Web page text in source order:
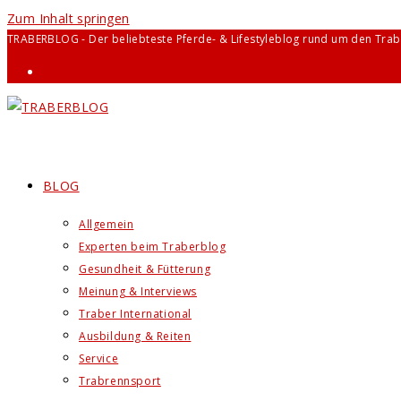
Zum Inhalt springen
TRABERBLOG - Der beliebteste Pferde- & Lifestyleblog rund um den
BLOG
Allgemein
Experten beim Traberblog
Gesundheit & Fütterung
Meinung & Interviews
Traber International
Ausbildung & Reiten
Service
Trabrennsport